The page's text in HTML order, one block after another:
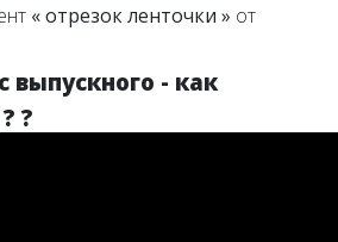
« отрезок ленточки » от
выпускного - как
?